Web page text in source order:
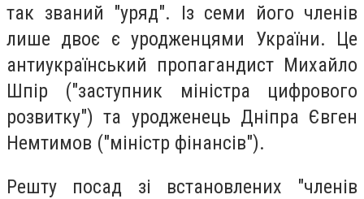
так званий "уряд". Із семи його членів
лише двоє є уродженцями України. Це
антиукраїнський пропагандист Михайло
Шпір ("заступник міністра цифрового
розвитку") та уродженець Дніпра Євген
Немтимов ("міністр фінансів").
Решту посад зі встановлених "членів